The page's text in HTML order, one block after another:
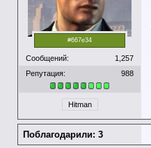
#667e34
Сообщений:
1,257
Репутация:
988
Hitman
Поблагодарили: 3